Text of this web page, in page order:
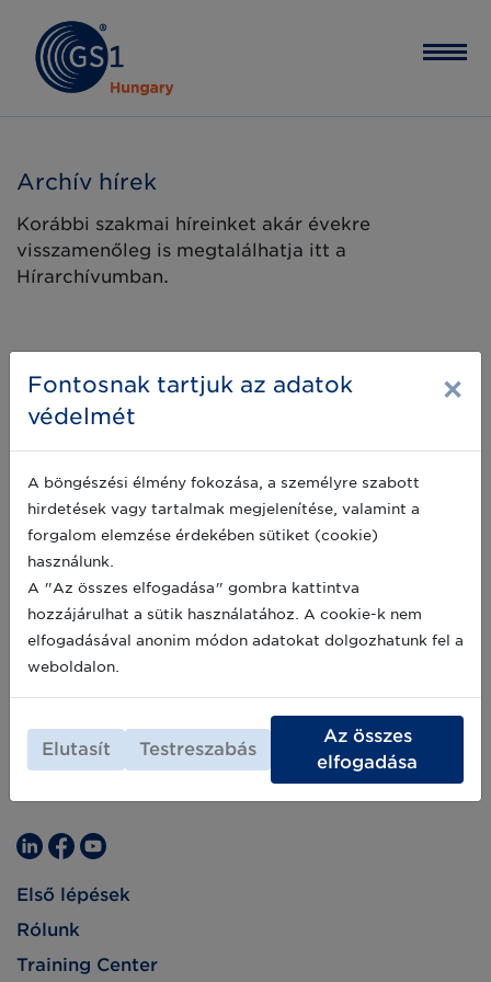
Archív hírek
Korábbi szakmai híreinket akár évekre
visszamenőleg is megtalálhatja itt a
Hírarchívumban.
Első lépések
Rólunk
Training Center
Fontosnak tartjuk az adatok
védelmét
×
A böngészési élmény fokozása, a személyre szabott
hirdetések vagy tartalmak megjelenítése, valamint a
forgalom elemzése érdekében sütiket (cookie)
használunk.
A "Az összes elfogadása" gombra kattintva
hozzájárulhat a sütik használatához. A cookie-k nem
elfogadásával anonim módon adatokat dolgozhatunk fel a
weboldalon.
Elutasít Testreszabás
Az összes
elfogadása